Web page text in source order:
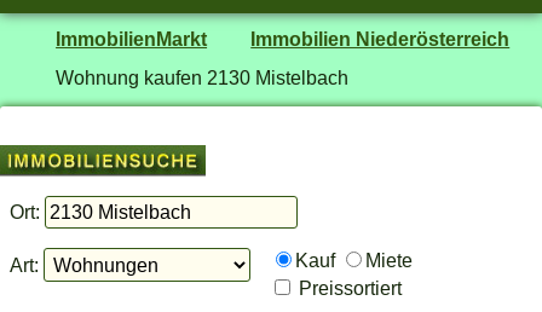
ImmobilienMarkt
Immobilien Niederösterreich
Wohnung kaufen 2130 Mistelbach
Ort:
Art: Kauf
Miete
Preissortiert